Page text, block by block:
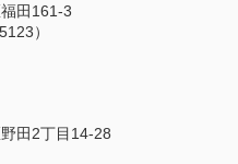
田161-3
）
田2丁目14-28